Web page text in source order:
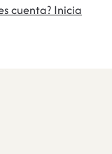
cuenta? Inicia